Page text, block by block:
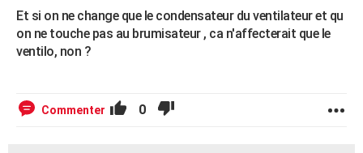
Et si on ne change que le condensateur du ventilateur et qu
on ne touche pas au brumisateur , ca n'affecterait que le
ventilo, non ?
Commenter 0